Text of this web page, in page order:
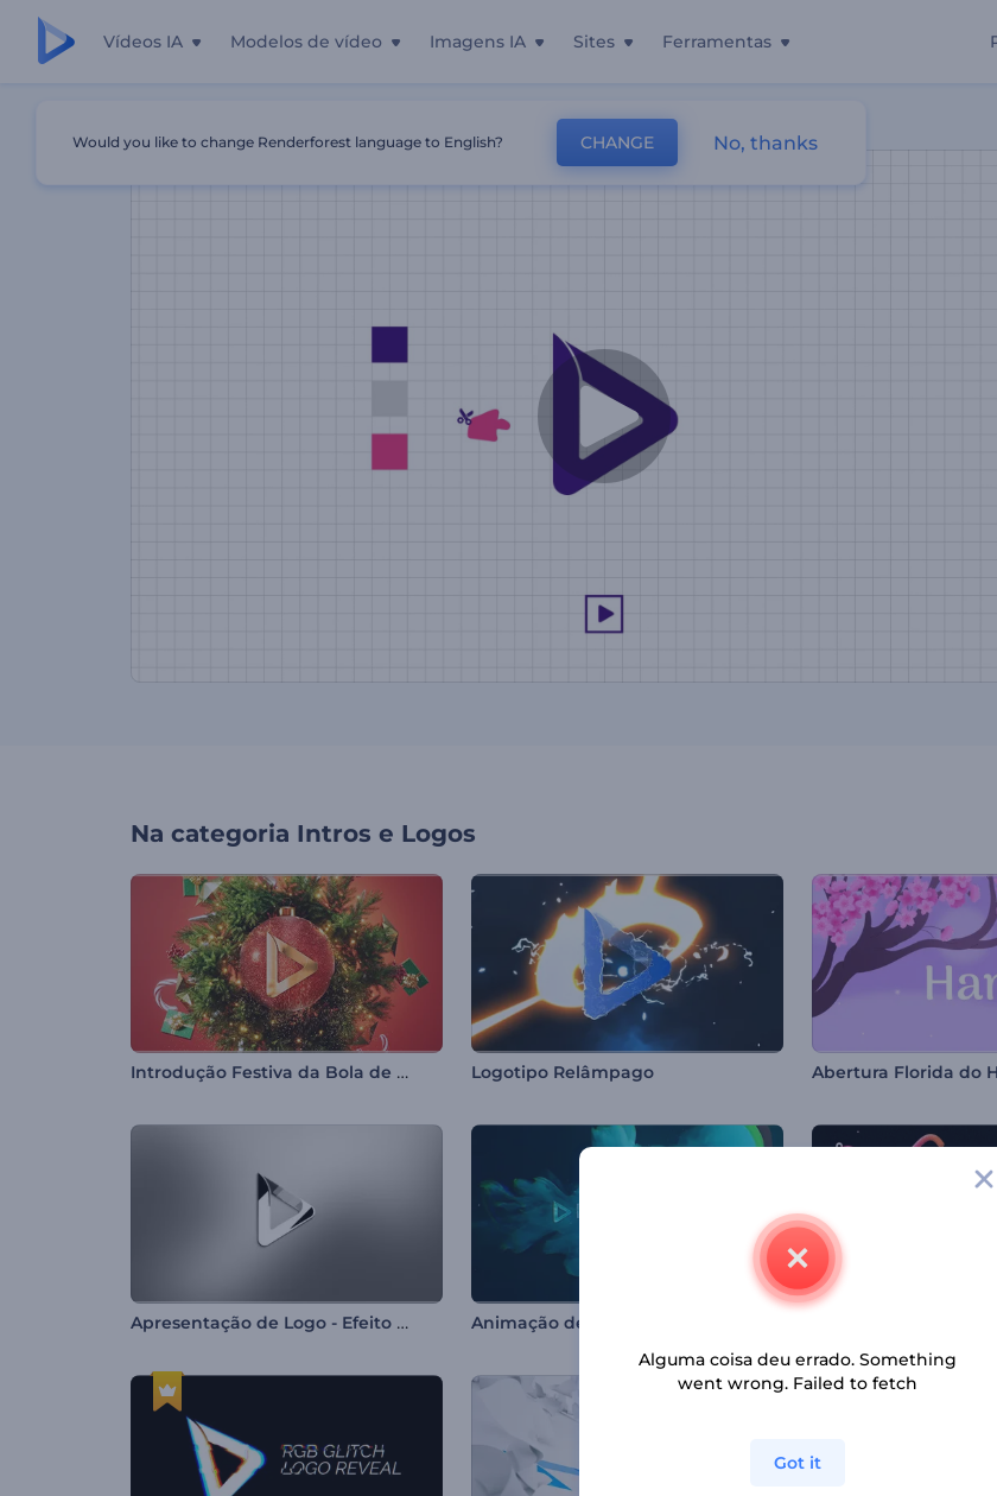
Vídeos IA Modelos de vídeo Imagens IA Sites Ferramentas
Na categoria Intros e Logos
Introdução Festiva da Bola de Natal Logotipo Relâmpago Abertura Florida do
Apresentação de Logo - Efeito Plástico Abertura Vibrante
Would you like to change Renderforest language to English? CHANGE No, thanks
Alguma coisa deu errado. Something
went wrong. Failed to fetch
Got it